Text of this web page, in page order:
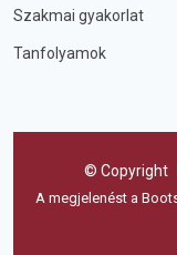
Szakmai gyakorlat
Tanfolyamok
© Copyright
A megjelenést a